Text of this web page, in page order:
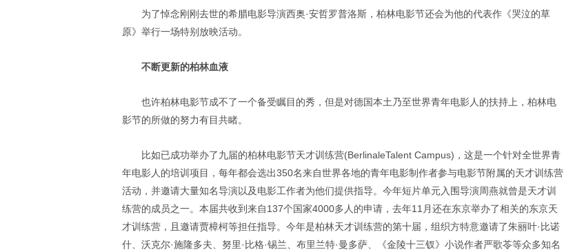
为了悼念刚刚去世的希腊电影导演西奥·安哲罗普洛斯，柏林电影节还会为他的代表作《哭泣的草
原》举行一场特别放映活动。
不断更新的柏林血液
也许柏林电影节成不了一个备受瞩目的秀，但是对德国本土乃至世界青年电影人的扶持上，柏林电
影节的所做的努力有目共睹。
比如已成功举办了九届的柏林电影节天才训练营(BerlinaleTalent Campus)，这是一个针对全世界青
年电影人的培训项目，每年都会选出350名来自世界各地的青年电影制作者参与电影节附属的天才训练营
活动，并邀请大量知名导演以及电影工作者为他们提供指导。今年短片单元入围导演周燕就曾是天才训
练营的成员之一。本届共收到来自137个国家4000多人的申请，去年11月还在东京举办了相关的东京天
才训练营，且邀请贾樟柯等担任指导。今年是柏林天才训练营的第十届，组织方特意邀请了朱丽叶·比诺
什、沃克尔·施隆多夫、努里·比格·锡兰、布里兰特·曼多萨、《金陵十三钗》小说作者严歌苓等众多知名